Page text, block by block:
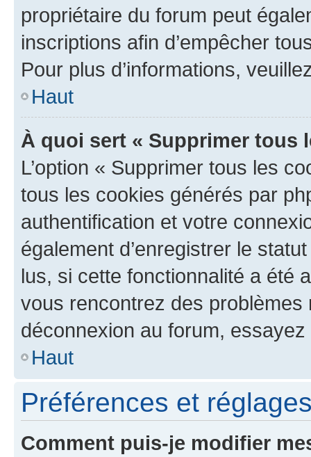
propriétaire du forum peut
inscriptions afin d’empêcher
Pour plus d’informations,
Haut
À quoi sert « Supprimer tous
L’option « Supprimer tous les
tous les cookies générés par
authentification et votre
également d’enregistrer le
lus, si cette fonctionnalité a été
vous rencontrez des
déconnexion au forum,
Haut
Préférences et
Comment puis-je modifier